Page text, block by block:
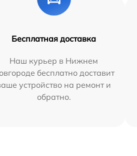
Бесплатная доставка
Наш курьер в Нижнем
бесплатно доставит
устройство на ремонт и
обратно.